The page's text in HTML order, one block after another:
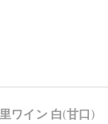
ワイン 白(甘口)